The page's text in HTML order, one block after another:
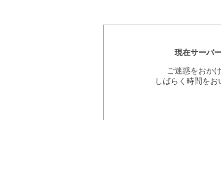
現在サーバ
ご迷惑をおか
しばらく時間を